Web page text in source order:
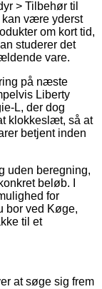
> Tilbehør til
være yderst
om kort tid,
studerer det
vare.
på næste
Liberty
L, der dog
klokkeslæt, så at
betjent inden
uden beregning,
beløb. I
for
bor ved Køge,
til et
at søge sig frem